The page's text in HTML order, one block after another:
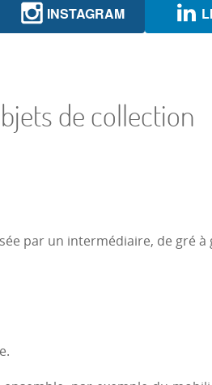
INSTAGRAM
de collection
par un intermédiaire, de gré à